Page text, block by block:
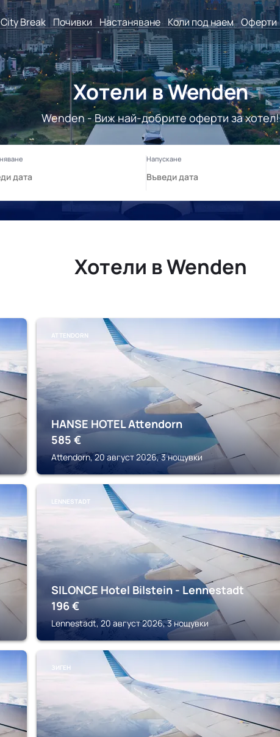
City Break Почивки Настаняване Коли под наем Оферти
Хотели в Wenden
Wenden - Виж най-добрите оферти за хотел!
Хотели в Wenden
ATTENDORN
HANSE HOTEL Attendorn
585 €
Attendorn, 20 август 2026, 3 нощувки
LENNESTADT
SILONCE Hotel Bilstein - Lennestadt
196€
Lennestadt, 20 август 2026, 3 нощувки
ЗИГЕН